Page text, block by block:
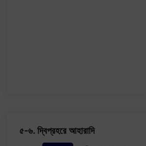
৫-৬. দ্বিপ্রহরে আহারাদি